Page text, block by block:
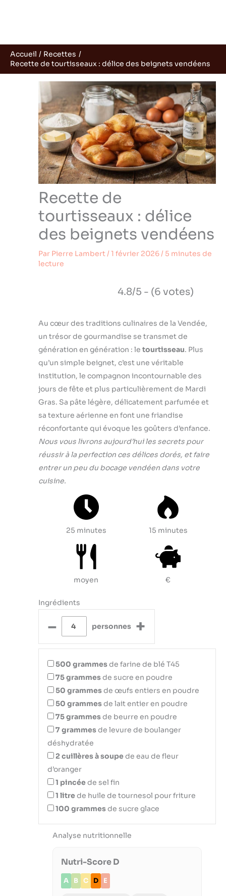
Accueil
Recettes
Recette de tourtisseaux : délice des beignets vendéens
Recette de
tourtisseaux : délice
des beignets vendéens
Par Pierre Lambert/1 février 2026/ 5 minutes de
lecture
4.8/5 - (6 votes)
Au cœur des traditions culinaires de la Vendée,
un trésor de gourmandise se transmet de
génération en génération : le tourtisseau. Plus
qu’un simple beignet, c’est une véritable
institution, le compagnon incontournable des
jours de fête et plus particulièrement de Mardi
Gras. Sa pâte légère, délicatement parfumée et
sa texture aérienne en font une friandise
réconfortante qui évoque les goûters d’enfance.
Nous vous livrons aujourd’hui les secrets pour
réussir à la perfection ces délices dorés, et faire
entrer un peu du bocage vendéen dans votre
cuisine.
25 minutes 15 minutes
moyen €
Ingrédients
– personnes +
500 grammesde farine de blé T45
75grammesde sucre en poudre
50 grammesde œufs entiers en poudre
50 grammesde lait entier en poudre
75grammesde beurre en poudre
7grammesde levure de boulanger
déshydratée
2 cuillères à soupede eau de fleur
d’oranger
1 pincéede sel fin
1 litrede huile de tournesol pour friture
100 grammesde sucre glace
Analyse nutritionnelle
Nutri-Score D
A B C D E